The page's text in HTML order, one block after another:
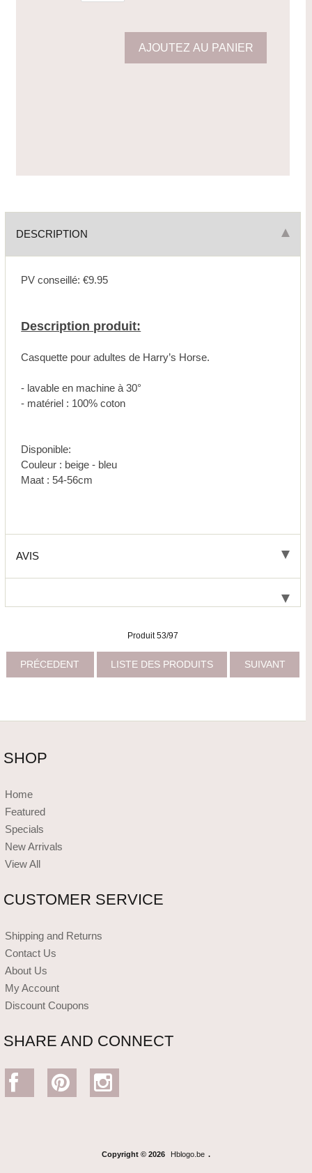
DESCRIPTION
PV conseillé: €9.95
Description produit:
Casquette pour adultes de Harry’s Horse.
- lavable en machine à 30°
- matériel : 100% coton
Disponible:
Couleur : beige - bleu
Maat : 54-56cm
AVIS
Produit 53/97
PRÉCEDENT LISTE DES PRODUITS SUIVANT
SHOP
Home
Featured
Specials
New Arrivals
View All
CUSTOMER SERVICE
Shipping and Returns
Contact Us
About Us
My Account
Discount Coupons
SHARE AND CONNECT
Copyright © 2026 Hblogo.be .